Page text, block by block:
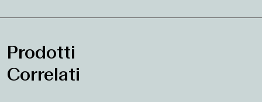
Prodotti
Correlati